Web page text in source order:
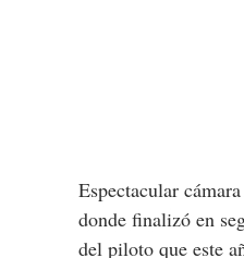
Espectacular
donde finalizó en
del piloto que este